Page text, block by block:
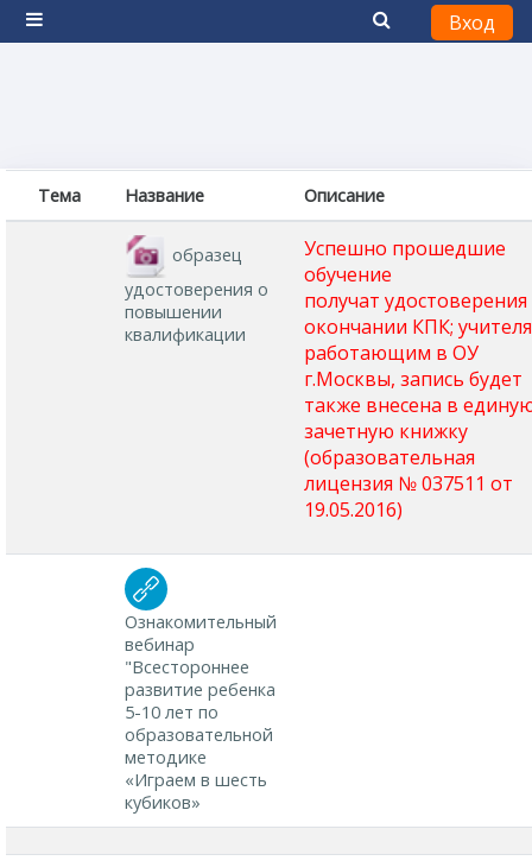
Боковая панель
Вход
Тема Название Описание
образец
удостоверения о
повышении
квалификации
Успешно прошедшие
обучение
получатудостоверения
окончании КПК;
работающим в ОУ
г.Москвы, запись будет
также внесена в
зачетную книжку
(образовательная
лицензия № 037511 от
19.05.2016)
Ознакомительный
вебинар
"Всестороннее
развитие ребенка
5-10 лет по
образовательной
методике
«Играем в шесть
кубиков»